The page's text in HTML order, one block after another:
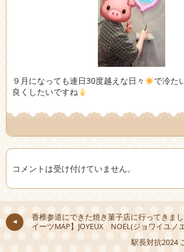
９月になっても連日30度越えな日々
で冷た
良くしたいですね
コメントは受け付けていません。
香椎参道にできた焼き菓子店に行ってきま
イーツMAP】JOYEUX NOEL(ジョワイユノ
駅長対抗2024